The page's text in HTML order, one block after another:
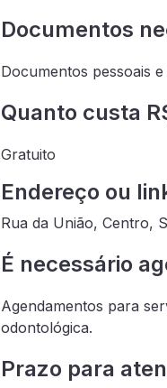
Documentos
Documentos pessoais
Quanto custa
Gratuito
Endereço ou
Rua da União, Centro,
É necessário
Agendamentos para
odontológica.
Prazo para